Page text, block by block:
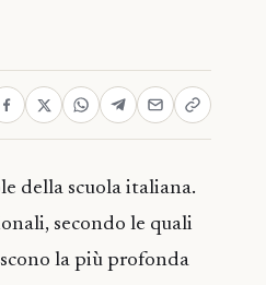
della scuola italiana.
secondo le quali
la più profonda